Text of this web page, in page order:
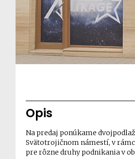
Opis
Na predaj ponúkame
Svätotrojičnom námestí, v
pre rôzne druhy podnikania v